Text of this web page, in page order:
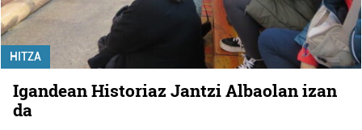
HITZA
Igandean Historiaz Jantzi Albaolan izan
da